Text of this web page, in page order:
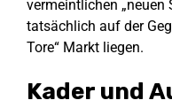
vermeintlichen „neuen
tatsächlich auf der
Tore“ Markt liegen.
Kader und